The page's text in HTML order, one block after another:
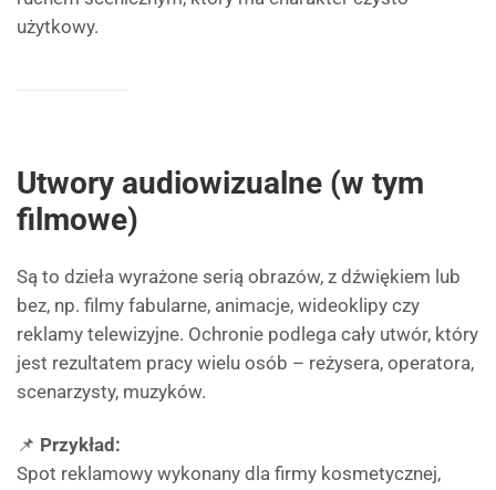
użytkowy.
Utwory audiowizualne (w tym
filmowe)
Są to dzieła wyrażone serią obrazów, z dźwiękiem lub
bez, np. filmy fabularne, animacje, wideoklipy czy
reklamy telewizyjne. Ochronie podlega cały utwór, który
jest rezultatem pracy wielu osób – reżysera, operatora,
scenarzysty, muzyków.
📌 Przykład:
Spot reklamowy wykonany dla firmy kosmetycznej,